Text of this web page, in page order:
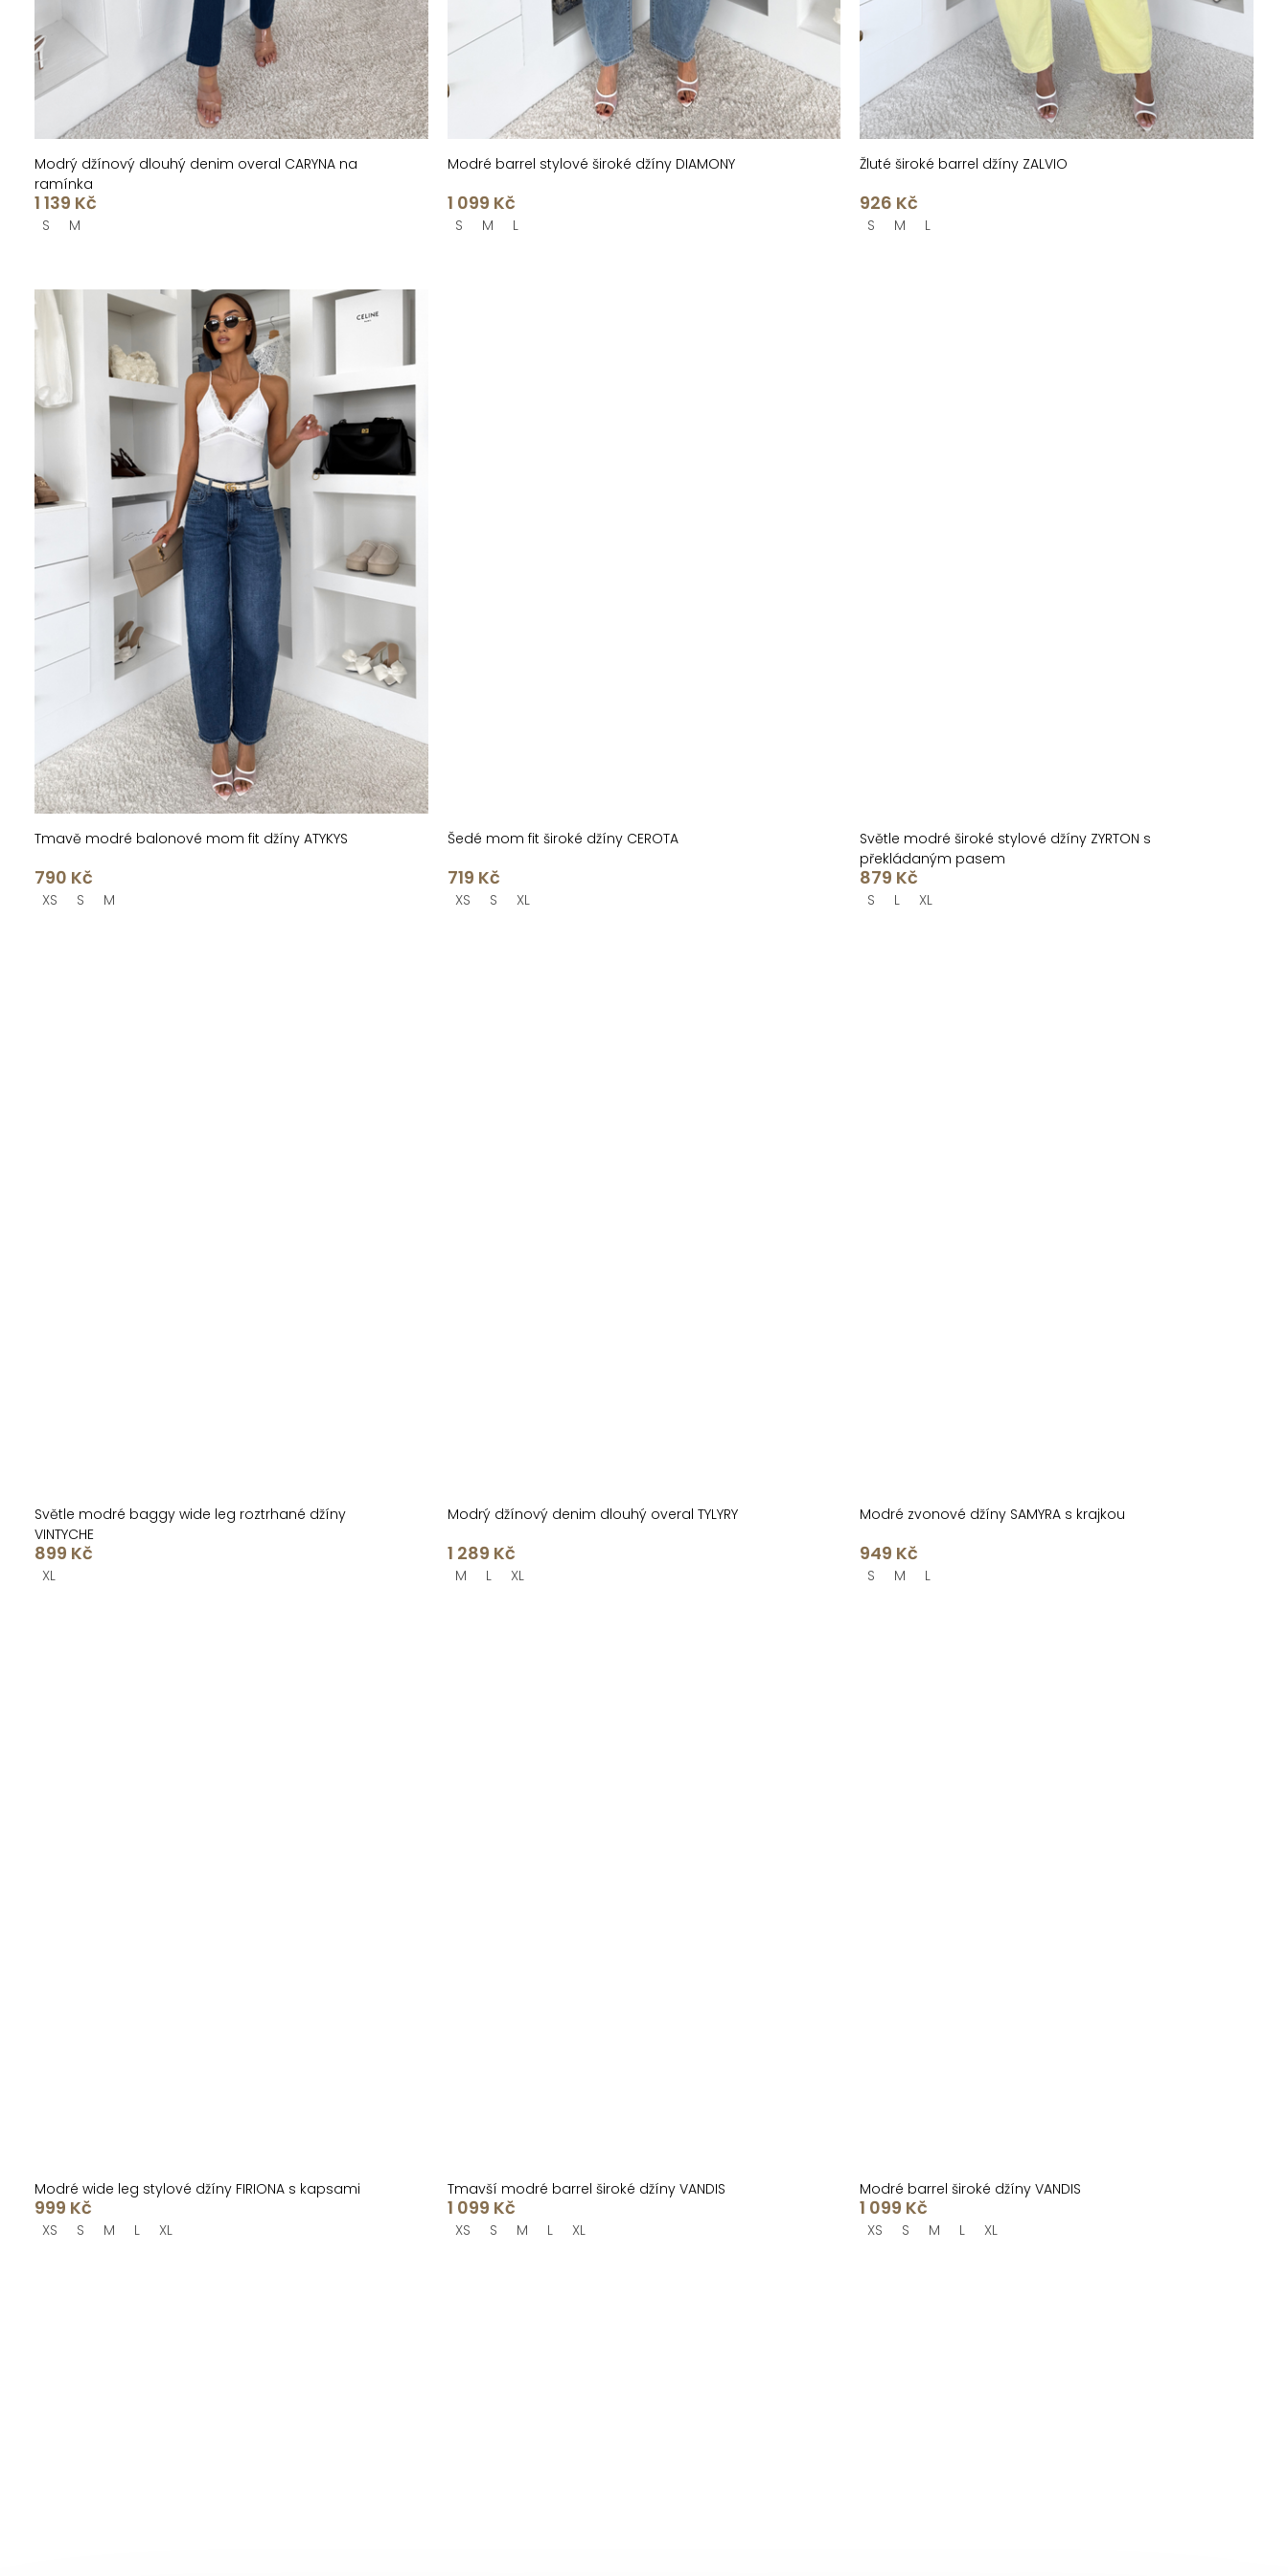
ů
k
t
ů
Modrý džínový dlouhý denim overal CARYNA na
ramínka
1 139 Kč
S M
Modré barrel stylové široké džíny DIAMONY
1 099 Kč
S M L
Žluté široké barrel džíny ZALVIO
926 Kč
S M L
Tmavě modré balonové mom fit džíny ATYKYS
790 Kč
XS S M
Šedé mom fit široké džíny CEROTA
719 Kč
XS S XL
Světle modré široké stylové džíny ZYRTON s
překládaným pasem
879 Kč
S L XL
Světle modré baggy wide leg roztrhané džíny
VINTYCHE
899 Kč
XL
Modrý džínový denim dlouhý overal TYLYRY
1 289 Kč
M L XL
Modré zvonové džíny SAMYRA s krajkou
949 Kč
S M L
Modré wide leg stylové džíny FIRIONA s kapsami
999 Kč
XS S M L XL
Tmavší modré barrel široké džíny VANDIS
1 099 Kč
XS S M L XL
Modré barrel široké džíny VANDIS
1 099 Kč
XS S M L XL